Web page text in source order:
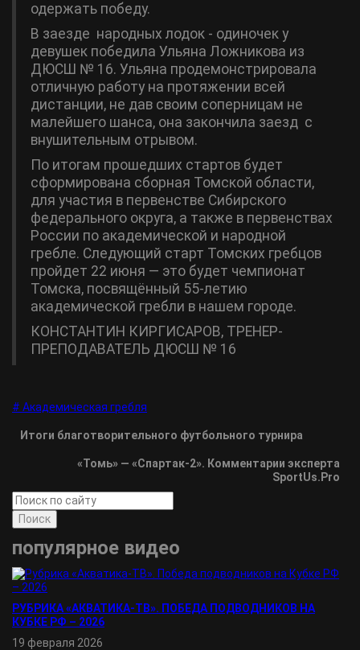
одержать победу.
В заезде народных лодок - одиночек у
девушек победила Ульяна Ложникова из
ДЮСШ № 16. Ульяна продемонстрировала
отличную работу на протяжении всей
дистанции, не дав своим соперницам не
малейшего шанса, она закончила заезд с
внушительным отрывом.
По итогам прошедших стартов будет
сформирована сборная Томской области,
для участия в первенстве Сибирского
федерального округа, а также в первенствах
России по академической и народной
гребле. Следующий старт Томских гребцов
пройдет 22 июня — это будет чемпионат
Томска, посвящённый 55-летию
академической гребли в нашем городе.
КОНСТАНТИН КИРГИСАРОВ, ТРЕНЕР-
ПРЕПОДАВАТЕЛЬ ДЮСШ № 16
# Академическая гребля
Итоги благотворительного футбольного турнира
«Томь» — «Спартак-2». Комментарии эксперта
SportUs.Pro
Поиск
популярное видео
РУБРИКА «АКВАТИКА-TВ». ПОБЕДА ПОДВОДНИКОВ НА
КУБКЕ РФ – 2026
19 февраля 2026